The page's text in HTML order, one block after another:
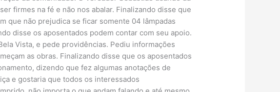
firmes na fé e não nos abalar. Finalizando disse que
que não prejudica se ficar somente 04 lâmpadas
disse os aposentados podem contar com seu apoio.
Vista, e pede providências. Pediu informações
as obras. Finalizando disse que os aposentados
dizendo que fez algumas anotações de
e gostaria que todos os interessados